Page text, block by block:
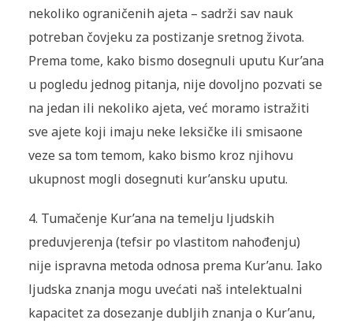
nekoliko ograničenih ajeta – sadrži sav nauk
potreban čovjeku za postizanje sretnog života.
Prema tome, kako bismo dosegnuli uputu Kur’ana
u pogledu jednog pitanja, nije dovoljno pozvati se
na jedan ili nekoliko ajeta, već moramo istražiti
sve ajete koji imaju neke leksičke ili smisaone
veze sa tom temom, kako bismo kroz njihovu
ukupnost mogli dosegnuti kur’ansku uputu.
4. Tumačenje Kur’ana na temelju ljudskih
preduvjerenja (tefsir po vlastitom nahođenju)
nije ispravna metoda odnosa prema Kur’anu. Iako
ljudska znanja mogu uvećati naš intelektualni
kapacitet za dosezanje dubljih znanja o Kur’anu,